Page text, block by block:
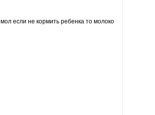
если не кормить ребенка то молоко